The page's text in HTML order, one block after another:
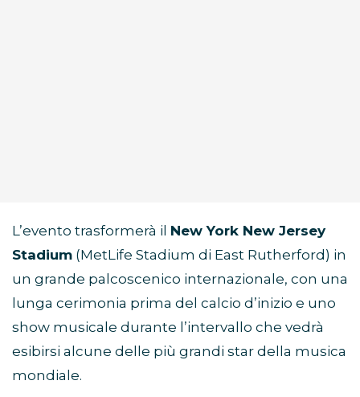
L’evento trasformerà il New York New Jersey
Stadium (MetLife Stadium di East Rutherford) in
un grande palcoscenico internazionale, con una
lunga cerimonia prima del calcio d’inizio e uno
show musicale durante l’intervallo che vedrà
esibirsi alcune delle più grandi star della musica
mondiale.